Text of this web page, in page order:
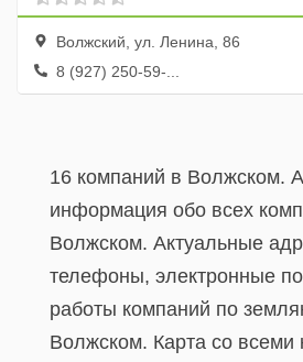
Волжский, ул. Ленина, 86
8 (927) 250-59-...
16 компаний в Волжском.
информация обо всех
Волжском. Актуальные
телефоны, электронные
работы компаний по
Волжском. Карта со всеми